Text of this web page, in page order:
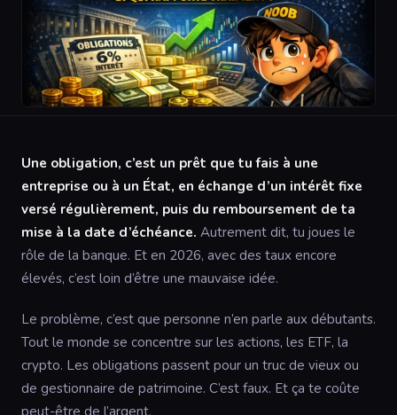
Une obligation, c’est un prêt que tu fais à une
entreprise ou à un État, en échange d’un intérêt fixe
versé régulièrement, puis du remboursement de ta
mise à la date d’échéance. Autrement dit, tu joues le
rôle de la banque. Et en 2026, avec des taux encore
élevés, c’est loin d’être une mauvaise idée.
Le problème, c’est que personne n’en parle aux débutants.
Tout le monde se concentre sur les actions, les ETF, la
crypto. Les obligations passent pour un truc de vieux ou
de gestionnaire de patrimoine. C’est faux. Et ça te coûte